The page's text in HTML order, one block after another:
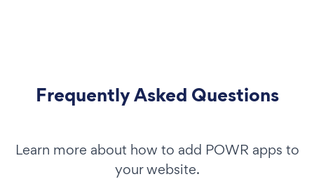
Frequently Asked Questions
Learn more about how to add POWR apps to
your website.